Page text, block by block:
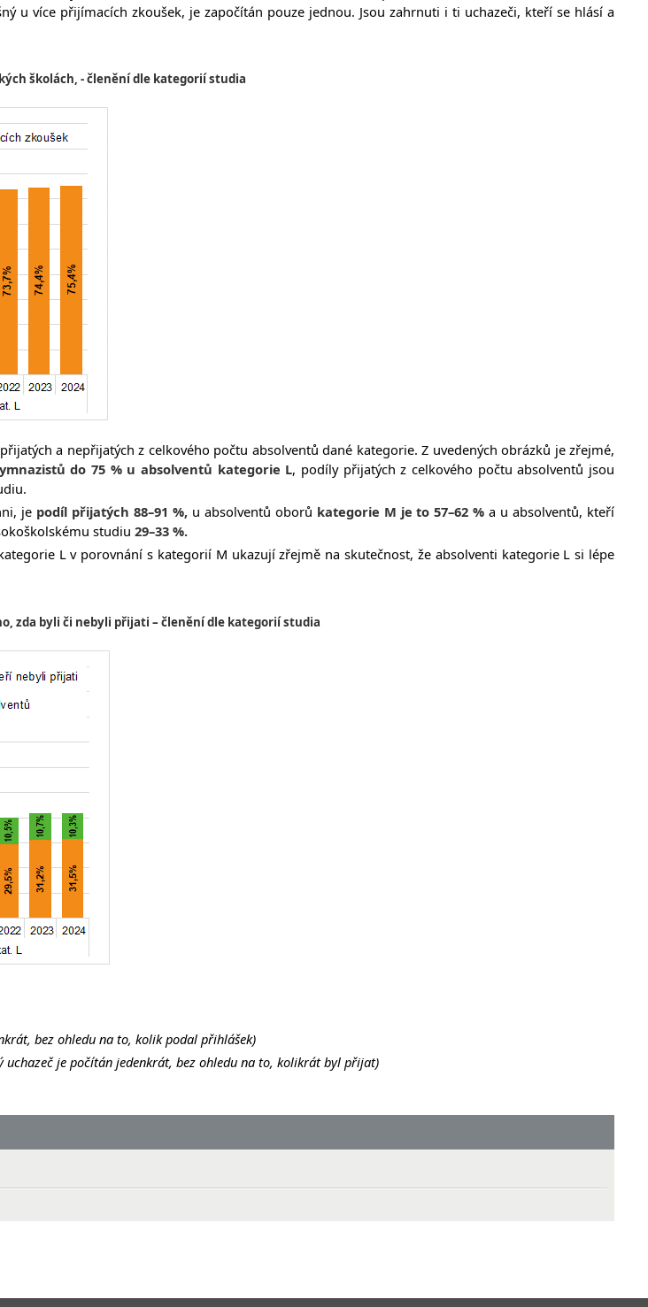
u více přijímacích zkoušek, je započítán pouze jednou. Jsou zahrnuti i ti uchazeči, kteří se hlásí a
školách, - členění dle kategorií studia
a nepřijatých z celkového počtu absolventů dané kategorie. Z uvedených obrázků je zřejmé,
do 75 % u absolventů kategorie L, podíly přijatých z celkového počtu absolventů jsou
je podíl přijatých 88–91 %,u absolventů oborů kategorie M je to 57–62 %a u absolventů, kteří
studiu 29–33 %.
L v porovnání s kategorií M ukazují zřejmě na skutečnost, že absolventi kategorie L si lépe
zda byli či nebyli přijati – členění dle kategorií studia
bez ohledu na to, kolik podal přihlášek)
je počítán jedenkrát, bez ohledu na to, kolikrát byl přijat)